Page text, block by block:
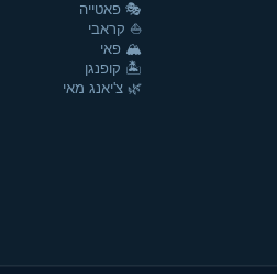
🎭 פאטייה
⛵ קראבי
🏔️ פאי
🏝️ קופנגן
🌿 צ'יאנג מאי